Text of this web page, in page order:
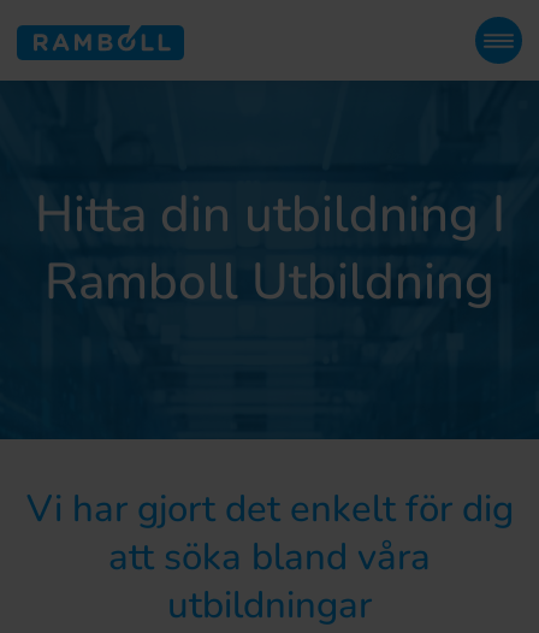
Hitta din utbildning I
Ramboll Utbildning
Vi har gjort det enkelt för dig
att söka bland våra
utbildningar